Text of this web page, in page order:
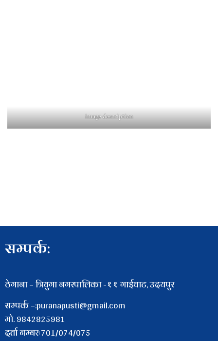
image description
सम्पर्क:
ठेगाना – त्रियुगा नगरपालिका -११ गाईघाट, उदयपुर
सम्पर्क –:puranapusti@gmail.com
माे. 9842825981
दर्ता नम्बरः701/074/075